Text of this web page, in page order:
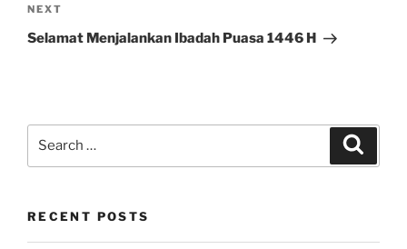
Next
Post
NEXT
Selamat Menjalankan Ibadah Puasa 1446 H
RECENT POSTS